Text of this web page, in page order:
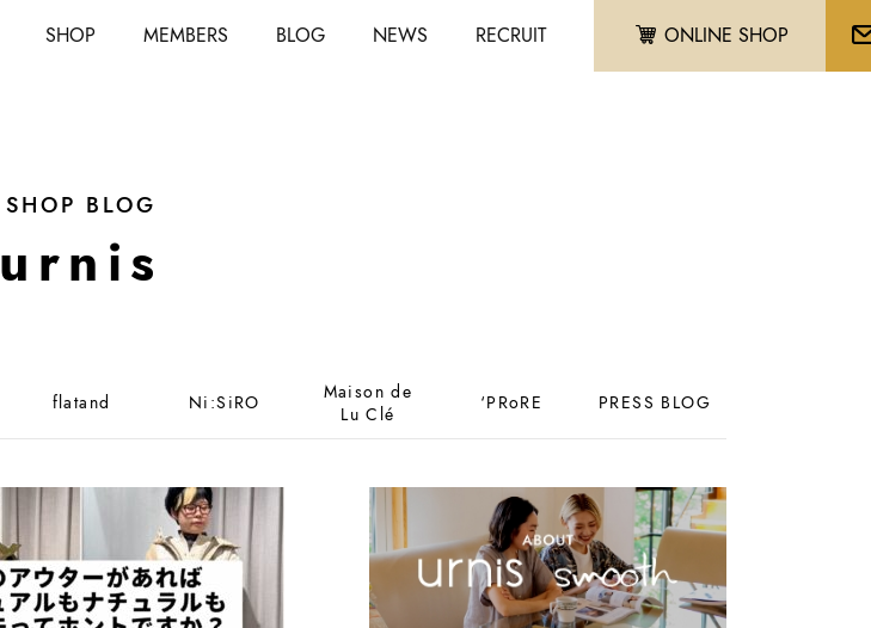
SHOP MEMBERS BLOG NEWS RECRUIT ONLINE SHOP
SHOP BLOG
urnis
flatand Ni:SiRO
Maison de
Lu Clé
‘PRoRE PRESS BLOG